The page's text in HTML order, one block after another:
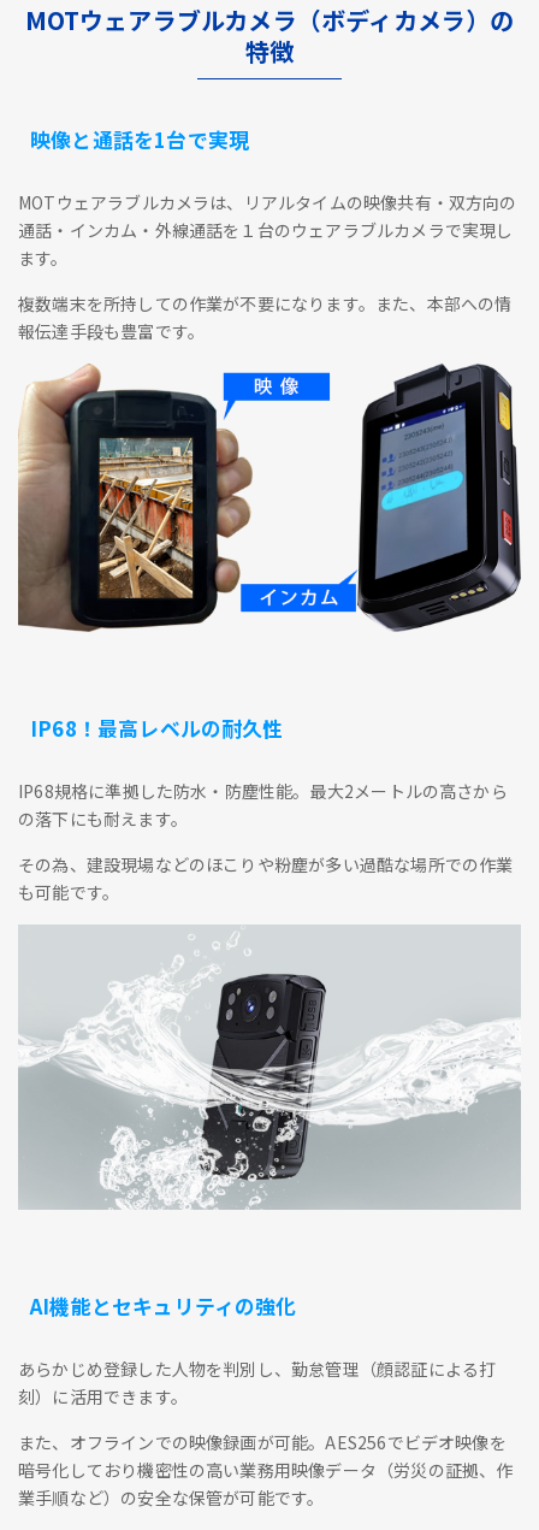
MOTウェアラブルカメラ（ボディカメラ）の
特徴
映像と通話を1台で実現
MOTウェアラブルカメラは、リアルタイムの映像共有・双方向の
通話・インカム・外線通話を１台のウェアラブルカメラで実現し
ます。
複数端末を所持しての作業が不要になります。また、本部への情
報伝達手段も豊富です。
IP68！最高レベルの耐久性
IP68規格に準拠した防水・防塵性能。最大2メートルの高さから
の落下にも耐えます。
その為、建設現場などのほこりや粉塵が多い過酷な場所での作業
も可能です。
AI機能とセキュリティの強化
あらかじめ登録した人物を判別し、勤怠管理（顔認証による打
刻）に活用できます。
また、オフラインでの映像録画が可能。AES256でビデオ映像を
暗号化しており機密性の高い業務用映像データ（労災の証拠、作
業手順など）の安全な保管が可能です。